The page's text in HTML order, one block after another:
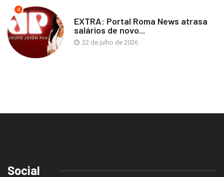
4
EXTRA: Portal Roma News atrasa
salários de novo...
22 de julho de 2026
Social